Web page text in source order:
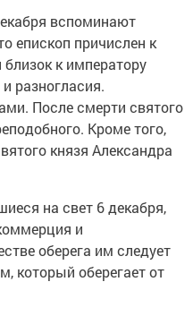
вспоминают
епископ причислен к
к императору
разногласия.
После смерти святого
Кроме того,
князя Александра
на свет 6 декабря,
и
оберега им следует
который оберегает от